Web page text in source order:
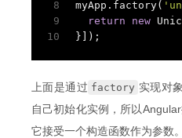
8
9
10
myApp.factory(
return
new
}]);
上面是通过 factory 实现对
自己初始化实例，所以
它接受一个构造函数作为参数。